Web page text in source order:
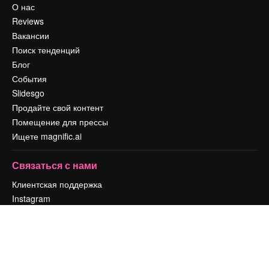
О нас
Reviews
Вакансии
Поиск тенденций
Блог
События
Slidesgo
Продайте свой контент
Помещение для прессы
Ищете magnific.ai
Связаться с нами
Клиентская поддержка
Instagram